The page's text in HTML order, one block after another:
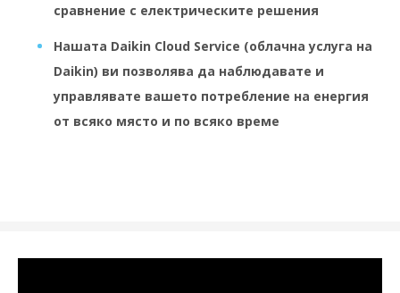
сравнение с електрическите решения
Нашата Daikin Cloud Service (облачна услуга на
Daikin) ви позволява да наблюдавате и
управлявате вашето потребление на енергия
от всяко място и по всяко време